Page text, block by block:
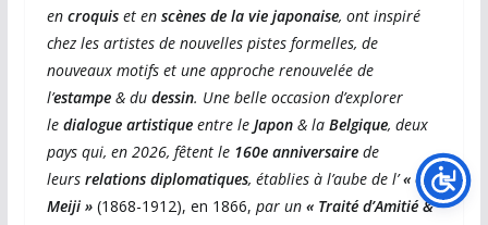
en croquiset en scènes de la vie japonaise, ont inspiré
chez les artistes de nouvelles pistes formelles, de
nouveaux motifs et une approche renouvelée de
l’estampe & dudessin. Une belle occasion d’explorer
le dialogue artistiqueentre leJapon& la Belgique, deux
pays qui, en 2026, fêtent le 160e anniversaire de
leursrelations diplomatiques, établies à l’aube de l’« ère
Meiji » (1868-1912), en 1866, par un « Traité d’Amitié &